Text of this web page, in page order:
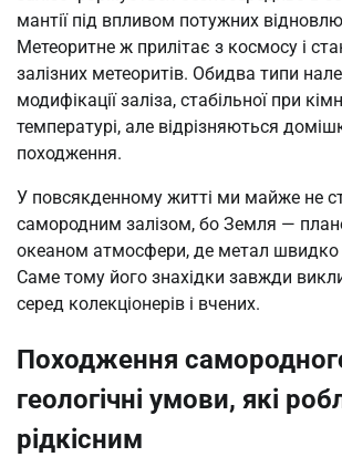
мантії під впливом потужних
Метеоритне ж прилітає з космосу і
залізних метеоритів. Обидва типи
модифікації заліза, стабільної при
температурі, але відрізняються
походження.
У повсякденному житті ми майже не
самородним залізом, бо Земля —
океаном атмосфери, де метал швидко
Саме тому його знахідки завжди
серед колекціонерів і вчених.
Походження
геологічні умови, які
рідкісним